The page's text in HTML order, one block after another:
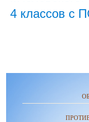
4 классов с